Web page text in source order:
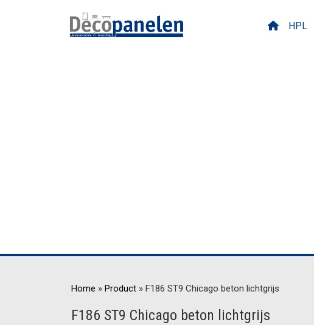
HPL
Home » Product » F186 ST9 Chicago beton lichtgrijs
F186 ST9 Chicago beton lichtgrijs